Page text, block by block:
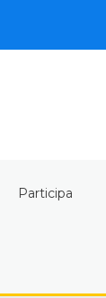
Participa